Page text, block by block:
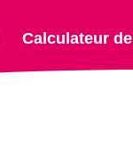
Calculateur